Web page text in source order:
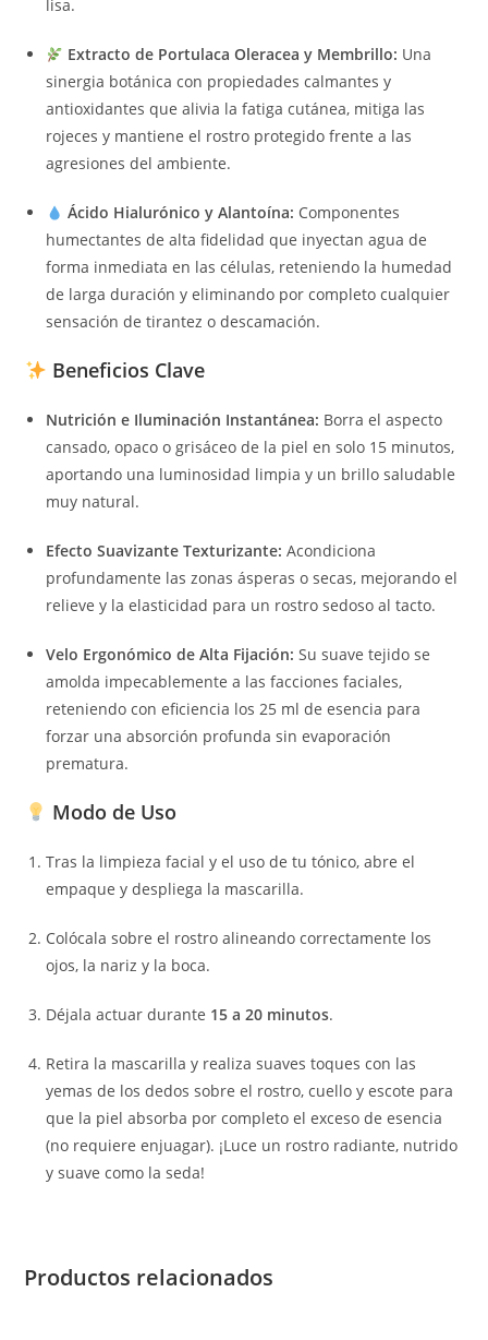
lisa.
Extracto de Portulaca Oleracea y Membrillo: Una
sinergia botánica con propiedades calmantes y
antioxidantes que alivia la fatiga cutánea, mitiga las
rojeces y mantiene el rostro protegido frente a las
agresiones del ambiente.
Ácido Hialurónico y Alantoína: Componentes
humectantes de alta fidelidad que inyectan agua de
forma inmediata en las células, reteniendo la humedad
de larga duración y eliminando por completo cualquier
sensación de tirantez o descamación.
Beneficios Clave
Nutrición e Iluminación Instantánea: Borra el aspecto
cansado, opaco o grisáceo de la piel en solo 15 minutos,
aportando una luminosidad limpia y un brillo saludable
muy natural.
Efecto Suavizante Texturizante: Acondiciona
profundamente las zonas ásperas o secas, mejorando el
relieve y la elasticidad para un rostro sedoso al tacto.
Velo Ergonómico de Alta Fijación: Su suave tejido se
amolda impecablemente a las facciones faciales,
reteniendo con eficiencia los 25 ml de esencia para
forzar una absorción profunda sin evaporación
prematura.
Modo de Uso
Tras la limpieza facial y el uso de tu tónico, abre el
empaque y despliega la mascarilla.
Colócala sobre el rostro alineando correctamente los
ojos, la nariz y la boca.
Déjala actuar durante 15 a 20 minutos.
Retira la mascarilla y realiza suaves toques con las
yemas de los dedos sobre el rostro, cuello y escote para
que la piel absorba por completo el exceso de esencia
(no requiere enjuagar). ¡Luce un rostro radiante, nutrido
y suave como la seda!
Productos relacionados